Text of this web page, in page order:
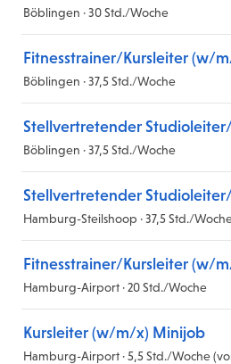
Böblingen · 30 Std./Woche
Fitnesstrainer/Kursleiter (w/
Böblingen · 37,5 Std./Woche
Stellvertretender
Böblingen · 37,5 Std./Woche
Stellvertretender
Hamburg-Steilshoop · 37,5 Std./
Fitnesstrainer/Kursleiter (w/
Hamburg-Airport · 20 Std./Woche
Kursleiter (w/m/x) Minijob
Hamburg-Airport · 5,5 Std./Woche